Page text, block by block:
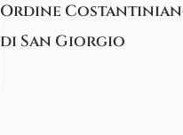
Ordine
di San Giorgio